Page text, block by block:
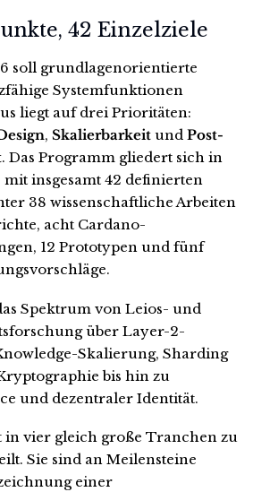
42 Einzelziele
soll grundlagenorientierte
Systemfunktionen
liegt auf drei Prioritäten:
, Skalierbarkeit und Post-
. Das Programm gliedert sich in
mit insgesamt 42 definierten
38 wissenschaftliche Arbeiten
acht Cardano-
12 Prototypen und fünf
Spektrum von Leios- und
über Layer-2-
Skalierung, Sharding
bis hin zu
und dezentraler Identität.
in vier gleich große Tranchen zu
Sie sind an Meilensteine
einer